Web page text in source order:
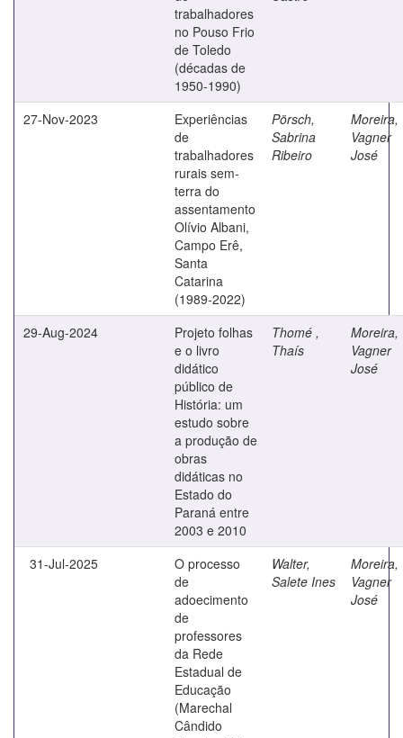
trabalhadores
no Pouso Frio
de Toledo
(décadas de
1950-1990)
27-Nov-2023
Experiências
de
trabalhadores
rurais sem-
terra do
assentamento
Olívio Albani,
Campo Erê,
Santa
Catarina
(1989-2022)
Pörsch,
Sabrina
Ribeiro
Moreira,
Vagner
José
29-Aug-2024
Projeto folhas
e o livro
didático
público de
História: um
estudo sobre
a produção de
obras
didáticas no
Estado do
Paraná entre
2003 e 2010
Thomé ,
Thaís
Moreira,
Vagner
José
31-Jul-2025
O processo
de
adoecimento
de
professores
da Rede
Estadual de
Educação
(Marechal
Cândido
Walter,
Salete Ines
Moreira,
Vagner
José